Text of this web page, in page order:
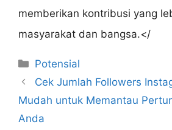
memberikan kontribusi yang
masyarakat dan bangsa.</
Categories
Potensial
Cek Jumlah Followers
Mudah untuk Memantau
Anda